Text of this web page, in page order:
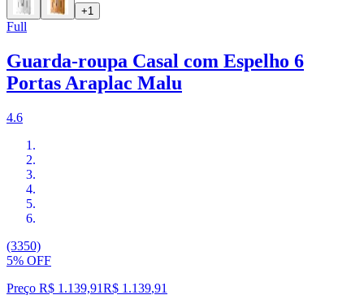
+1
Full
Guarda-roupa Casal com Espelho 6
Portas Araplac Malu
4.6
(3350)
5% OFF
Preço R$ 1.139,91R$ 1.139,91